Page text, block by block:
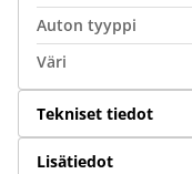
Auton tyyppi
Väri
Tekniset tiedot
Lisätiedot